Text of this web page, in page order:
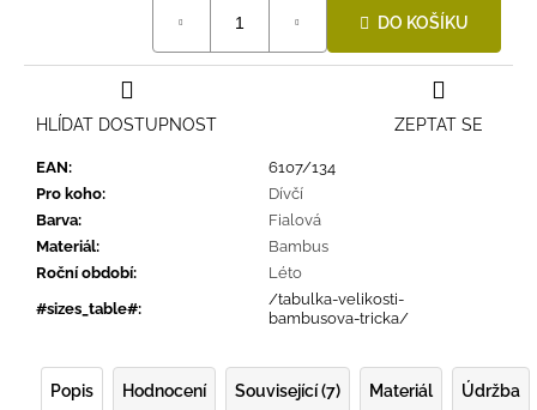
DO KOŠÍKU
EAN:
6107/134
Pro koho:
Dívčí
Barva:
Fialová
Materiál:
Bambus
Roční období:
Léto
#sizes_table#:
/tabulka-velikosti-
bambusova-tricka/
ZEPTAT SE
HLÍDAT DOSTUPNOST
Popis Hodnocení Související (7) Materiál Údržba